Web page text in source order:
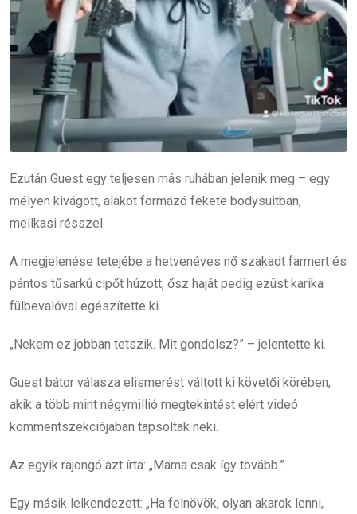
Ezután Guest egy teljesen más ruhában jelenik meg – egy
mélyen kivágott, alakot formázó fekete bodysuitban,
mellkasi résszel.
A megjelenése tetejébe a hetvenéves nő szakadt farmert és
pántos tűsarkú cipőt húzott, ősz haját pedig ezüst karika
fülbevalóval egészítette ki.
„Nekem ez jobban tetszik. Mit gondolsz?” – jelentette ki.
Guest bátor válasza elismerést váltott ki követői körében,
akik a több mint négymillió megtekintést elért videó
kommentszekciójában tapsoltak neki.
Az egyik rajongó azt írta: „Mama csak így tovább.”.
Egy másik lelkendezett: „Ha felnövök, olyan akarok lenni,